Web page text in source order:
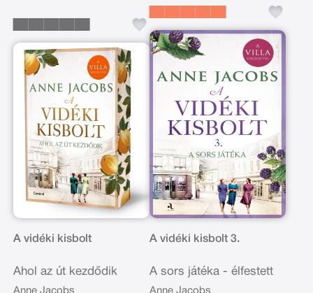
A vidéki kisbolt
Ahol az út kezdődik
Anne Jacobs
A vidéki kisbolt 3.
A sors játéka - élfestett
Anne Jacobs